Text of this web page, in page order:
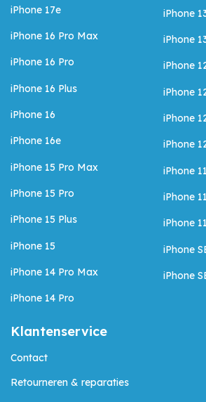
iPhone 17e
iPhone 16 Pro Max
iPhone 16 Pro
iPhone 16 Plus
iPhone 16
iPhone 16e
iPhone 15 Pro Max
iPhone 15 Pro
iPhone 15 Plus
iPhone 15
iPhone 14 Pro Max
iPhone 14 Pro
iPhone
iPhone
iPhone
iPhone
iPhone
iPhone
iPhone
iPhone
iPhone 11
iPhone
iPhone
Klantenservice
Contact
Retourneren & reparaties